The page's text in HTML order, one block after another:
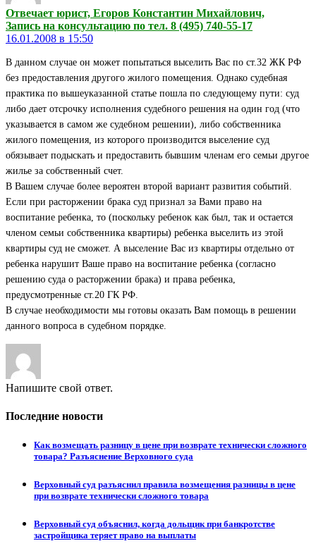
Отвечает юрист, Егоров Константин Михайлович,
Запись на консультацию по тел. 8 (495) 740-55-17
16.01.2008 в 15:50
В данном случае он может попытаться выселить Вас по ст.32 ЖК РФ
без предоставления другого жилого помещения. Однако судебная
практика по вышеуказанной статье пошла по следующему пути: суд
либо дает отсрочку исполнения судебного решения на один год (что
указывается в самом же судебном решении), либо собственника
жилого помещения, из которого производится выселение суд
обязывает подыскать и предоставить бывшим членам его семьи другое
жилье за собственный счет.
В Вашем случае более вероятен второй вариант развития событий.
Если при расторжении брака суд признал за Вами право на
воспитание ребенка, то (поскольку ребенок как был, так и остается
членом семьи собственника квартиры) ребенка выселить из этой
квартиры суд не сможет. А выселение Вас из квартиры отдельно от
ребенка нарушит Ваше право на воспитание ребенка (согласно
решению суда о расторжении брака) и права ребенка,
предусмотренные ст.20 ГК РФ.
В случае необходимости мы готовы оказать Вам помощь в решении
данного вопроса в судебном порядке.
Напишите свой ответ.
Последние новости
Как возмещать разницу в цене при возврате технически сложного
товара? Разъяснение Верховного суда
Верховный суд разъяснил правила возмещения разницы в цене
при возврате технически сложного товара
Верховный суд объяснил, когда дольщик при банкротстве
застройщика теряет право на выплаты